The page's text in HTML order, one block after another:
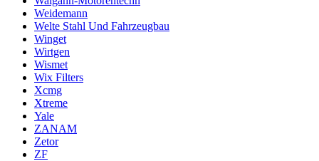
Weidemann
Welte Stahl Und Fahrzeugbau
Winget
Wirtgen
Wismet
Wix Filters
Xcmg
Xtreme
Yale
ZANAM
Zetor
ZF